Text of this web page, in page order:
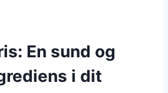
En sund og
i dit